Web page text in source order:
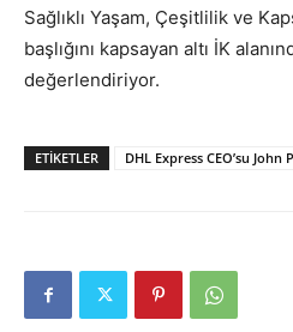
Sağlıklı Yaşam, Çeşitlilik ve
başlığını kapsayan altı İK
değerlendiriyor.
ETIKETLER DHL Express CEO’su John